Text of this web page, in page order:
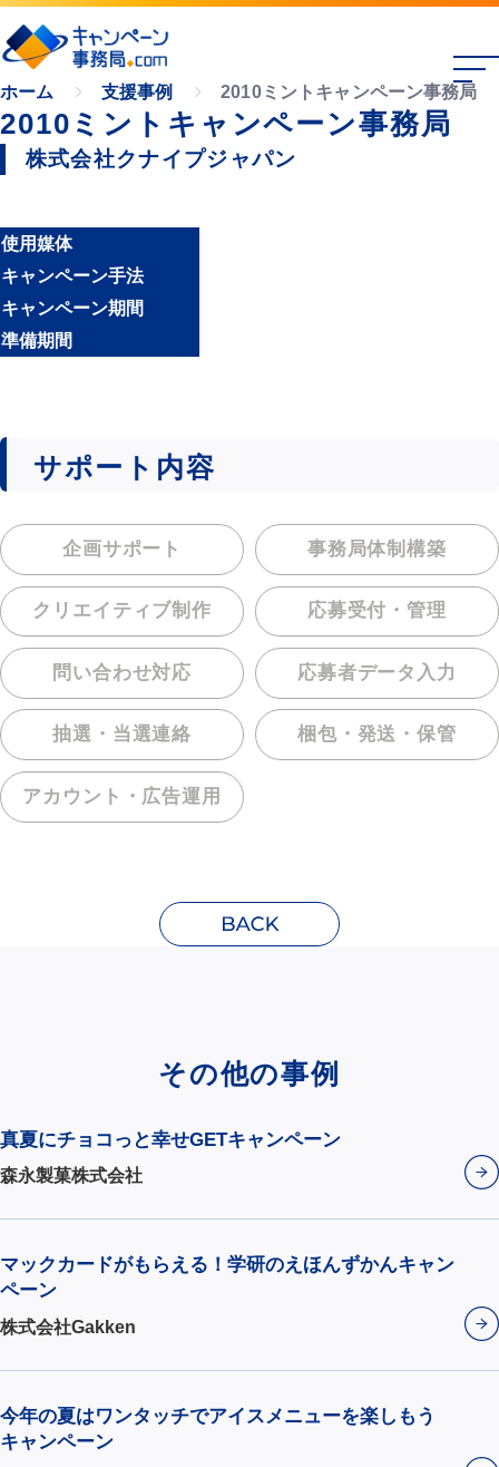
ホーム 支援事例 2010ミントキャンペーン事務局
2010ミントキャンペーン事務局
株式会社クナイプジャパン
使用媒体
キャンペーン手法
キャンペーン期間
準備期間
サポート内容
企画サポート 事務局体制構築
クリエイティブ制作 応募受付・管理
問い合わせ対応 応募者データ入力
抽選・当選連絡 梱包・発送・保管
アカウント・ 広告運用
その他の事例
真夏にチョコっと幸せGETキャンペーン
森永製菓株式会社
マックカードがもらえる！学研のえほんずかんキャン
ペーン
株式会社Gakken
今年の夏はワンタッチでアイスメニューを楽しもう
キャンペーン